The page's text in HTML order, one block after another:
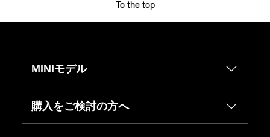
To the top
MINIモデル
購入をご検討の方へ